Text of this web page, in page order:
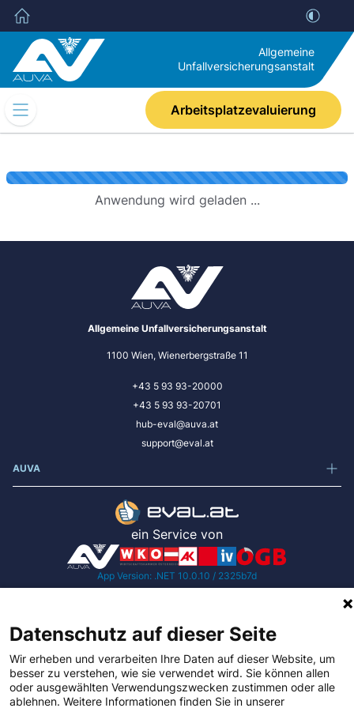
Allgemeine
Unfallversicherungsanstalt
Mobile
Navigation
Arbeitsplatzevaluierung
Anwendung wird geladen ...
Allgemeine Unfallversicherungsanstalt
1100 Wien, Wienerbergstraße 11
+43 5 93 93-20000
+43 5 93 93-20701
hub-eval@auva.at
support@eval.at
AUVA
ein Service von
App Version: .NET 10.0.10 / 2325b7d
Impressum
Datenschutz
Datenschutz auf dieser Seite
Wir erheben und verarbeiten Ihre Daten auf dieser Website, um
besser zu verstehen, wie sie verwendet wird. Sie können allen
oder ausgewählten Verwendungszwecken zustimmen oder alle
ablehnen. Weitere Informationen finden Sie in unserer